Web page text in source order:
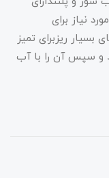
نیاز برای
ریزبرای تمیز
دهید و سپس آن را با آب